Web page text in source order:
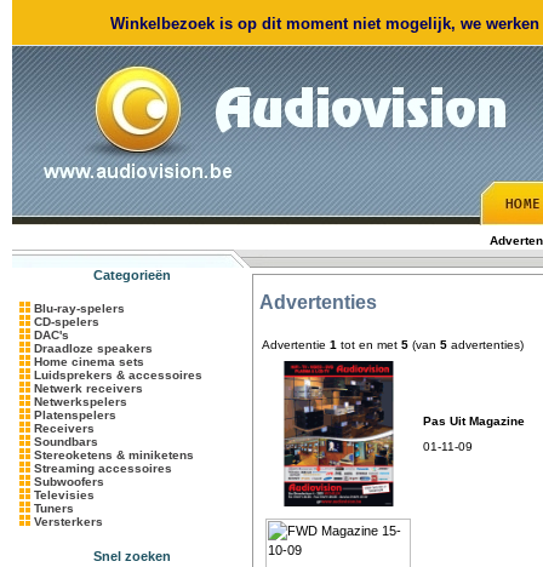
Winkelbezoek is op dit moment niet mogelijk, we
Categorieën
Blu-ray-spelers
CD-spelers
DAC's
Draadloze speakers
Home cinema sets
Luidsprekers & accessoires
Netwerk receivers
Netwerkspelers
Platenspelers
Receivers
Soundbars
Stereoketens & miniketens
Streaming accessoires
Subwoofers
Televisies
Tuners
Versterkers
Snel zoeken
Advertenties
Advertentie 1 tot en met 5 (van 5 advertenties)
Pas Uit Magazine
01-11-09